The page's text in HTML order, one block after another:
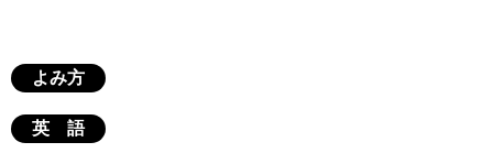
よみ方
英 語